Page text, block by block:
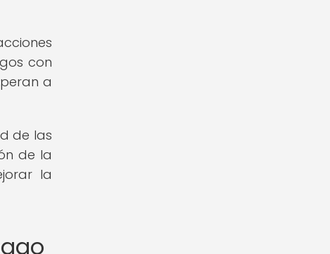
con
a
de las
de la
la